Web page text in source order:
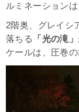
ルミネーション
2階奥、グレイシ
落ちる
「光の滝」
ケールは、圧巻の